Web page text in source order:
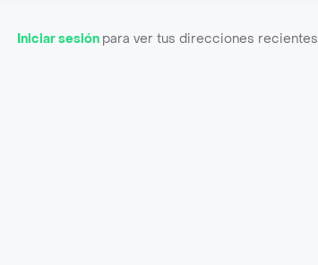
Iniciar sesión para ver tus direcciones recientes